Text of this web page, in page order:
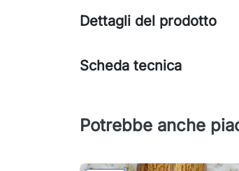
Dettagli del prodotto
Scheda tecnica
Potrebbe anche